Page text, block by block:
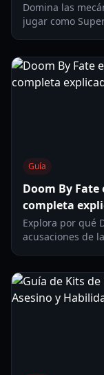
Domina las
jugar como
Guía
Doom By
completa
Explora por qué
acusaciones de